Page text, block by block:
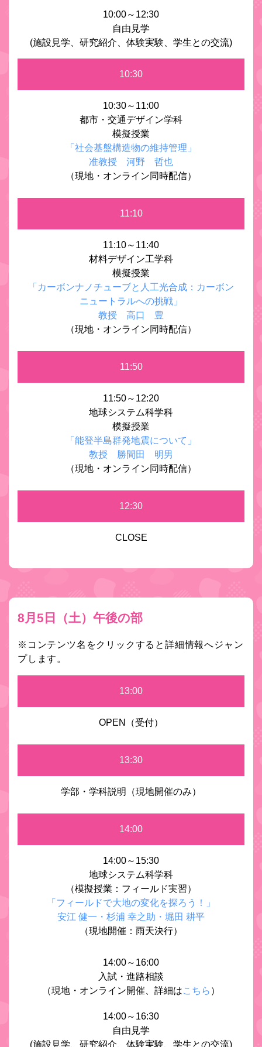
10:00～12:30
自由見学
(施設見学、研究紹介、体験実験、学生との交流)
10:30
10:30～11:00
都市・交通デザイン学科
模擬授業
「社会基盤構造物の維持管理」
准教授 河野 哲也
（現地・オンライン同時配信）
11:10
11:10～11:40
材料デザイン工学科
模擬授業
「カーボンナノチューブと人工光合成：カーボン
ニュートラルへの挑戦」
教授 高口 豊
（現地・オンライン同時配信）
11:50
11:50～12:20
地球システム科学科
模擬授業
「能登半島群発地震について」
教授 勝間田 明男
（現地・オンライン同時配信）
12:30
CLOSE
8月5日（土）午後の部
※コンテンツ名をクリックすると詳細情報へジャン
プします。
13:00
OPEN（受付）
13:30
学部・学科説明（現地開催のみ）
14:00
14:00～15:30
地球システム科学科
（模擬授業：フィールド実習）
「フィールドで大地の変化を探ろう！」
安江 健一・杉浦 幸之助・堀田 耕平
（現地開催：雨天決行）
14:00～16:00
入試・進路相談
（現地・オンライン開催、詳細はこちら ）
14:00～16:30
自由見学
(施設見学、研究紹介、体験実験、学生との交流)